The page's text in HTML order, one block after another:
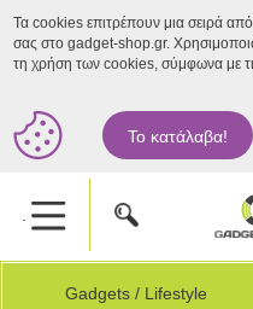
Τα cookies επιτρέπουν μια σειρά από
σας στο gadget-shop.gr.
τη χρήση των cookies, σύμφωνα με
Το κατάλαβα!
.
Gadgets / Lifestyle